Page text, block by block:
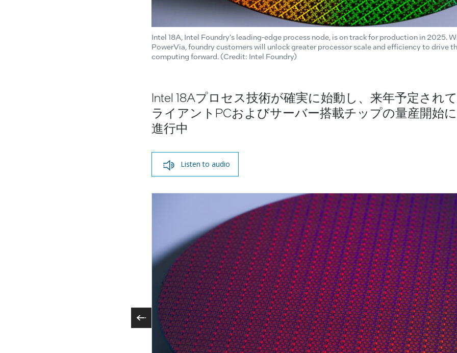
Intel 18A, Intel Foundry's leading-edge process node, is on track for production in 2025.
PowerVia, foundry customers will unlock greater processor scale and efficiency to drive
computing forward. (Credit: Intel Foundry)
Intel 18Aプロセス技術が確実に始動し、来年予定され
ライアントPCおよびサーバー搭載チップの量産開始
進行中
Listen to audio